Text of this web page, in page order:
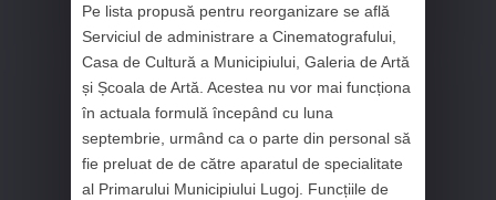
Pe lista propusă pentru reorganizare se află
Serviciul de administrare a Cinematografului,
Casa de Cultură a Municipiului, Galeria de Artă
și Școala de Artă. Acestea nu vor mai funcționa
în actuala formulă începând cu luna
septembrie, urmând ca o parte din personal să
fie preluat de de către aparatul de specialitate
al Primarului Municipiului Lugoj. Funcțiile de